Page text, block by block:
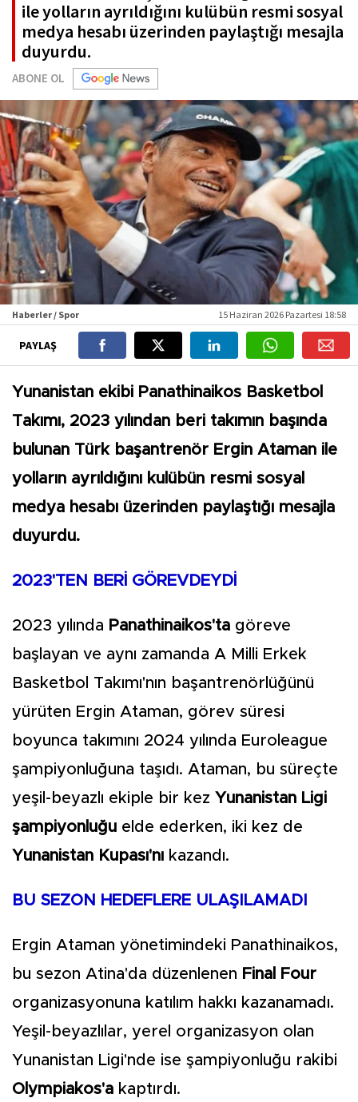
ile yolların ayrıldığını kulübün resmi sosyal
medya hesabı üzerinden paylaştığı mesajla
duyurdu.
ABONE OL
Haberler / Spor 15 Haziran 2026 Pazartesi 18:58
PAYLAŞ
Yunanistan ekibi Panathinaikos Basketbol
Takımı, 2023 yılından beri takımın başında
bulunan Türk başantrenör Ergin Ataman ile
yolların ayrıldığını kulübün resmi sosyal
medya hesabı üzerinden paylaştığı mesajla
duyurdu.
2023'TEN BERİ GÖREVDEYDİ
2023 yılında Panathinaikos'ta göreve
başlayan ve aynı zamanda A Milli Erkek
Basketbol Takımı'nın başantrenörlüğünü
yürüten Ergin Ataman, görev süresi
boyunca takımını 2024 yılında Euroleague
şampiyonluğuna taşıdı. Ataman, bu süreçte
yeşil-beyazlı ekiple bir kez Yunanistan Ligi
şampiyonluğu elde ederken, iki kez de
Yunanistan Kupası'nı kazandı.
BU SEZON HEDEFLERE ULAŞILAMADI
Ergin Ataman yönetimindeki Panathinaikos,
bu sezon Atina'da düzenlenen Final Four
organizasyonuna katılım hakkı kazanamadı.
Yeşil-beyazlılar, yerel organizasyon olan
Yunanistan Ligi'nde ise şampiyonluğu rakibi
Olympiakos'a kaptırdı.